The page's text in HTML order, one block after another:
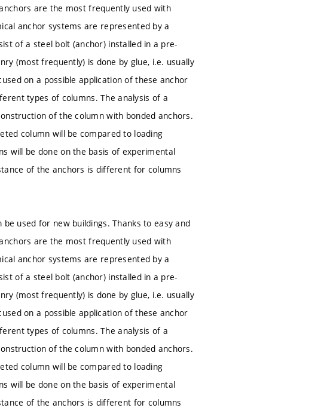
are the most frequently used with
anchor systems are represented by a
of a steel bolt (anchor) installed in a pre-
(most frequently) is done by glue, i.e. usually
on a possible application of these anchor
types of columns. The analysis of a
of the column with bonded anchors.
column will be compared to loading
will be done on the basis of experimental
of the anchors is different for columns
used for new buildings. Thanks to easy and
are the most frequently used with
anchor systems are represented by a
of a steel bolt (anchor) installed in a pre-
(most frequently) is done by glue, i.e. usually
on a possible application of these anchor
types of columns. The analysis of a
of the column with bonded anchors.
column will be compared to loading
will be done on the basis of experimental
of the anchors is different for columns